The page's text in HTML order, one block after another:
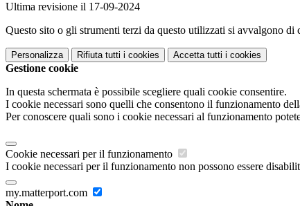
Ultima revisione il 17-09-2024
Questo sito o gli strumenti terzi da questo utilizzati si avvalgono
Personalizza Rifiuta tutti i cookies Accetta tutti i cookies
Gestione cookie
In questa schermata è possibile scegliere quali cookie consentire.
I cookie necessari sono quelli che consentono il funzionamento
Per conoscere quali sono i cookie necessari al funzionamento
Cookie necessari per il funzionamento
I cookie necessari per il funzionamento non possono essere
my.matterport.com